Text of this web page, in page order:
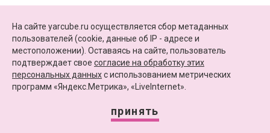
ПАРТНЕРЫ
КАРТА САЙТА
+7 (4852) 64-15-52
Сайт функционирует при финансовой поддержке Министерства цифрового развития,
связи и массовых коммуникаций Российской Федерации
На сайте yarcube.ru осуществляется сбор метаданных
пользователей (cookie, данные об IP - адресе и
местоположении). Оставаясь на сайте, пользователь
подтверждает свое согласие на обработку этих
персональных данныхc использованием метрических
программ «Яндекс.Метрика», «LiveInternet».
принять